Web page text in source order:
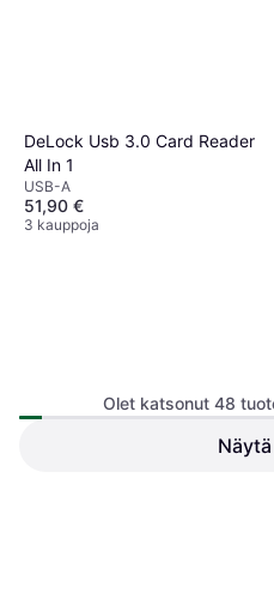
DeLock Usb 3.0 Card Reader
All In 1
USB-A
51,90 €
3 kauppoja
Olet katsonut 48